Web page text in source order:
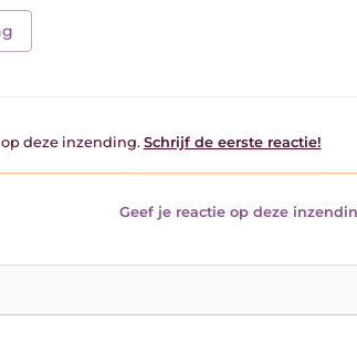
deze inzending. Schrijf de eerste reactie!
Geef je reactie op deze